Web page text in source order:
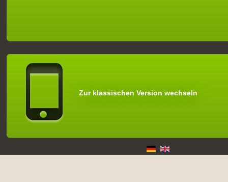
Zur klassischen Version wechseln